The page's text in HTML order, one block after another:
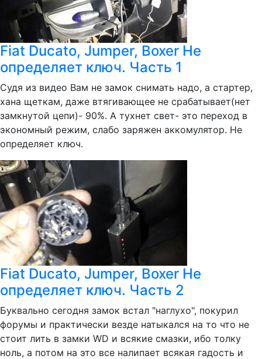
Fiat Ducato, Jumper, Boxer Не
определяет ключ. Часть 1
Судя из видео Вам не замок снимать надо, а стартер,
хана щеткам, даже втягивающее не срабатывает(нет
замкнутой цепи)- 90%. А тухнет свет- это переход в
экономный режим, слабо заряжен аккомулятор. Не
определяет ключ.
Fiat Ducato, Jumper, Boxer Не
определяет ключ. Часть 2
Буквально сегодня замок встал "наглухо", покурил
форумы и практически везде натыкался на то что не
стоит лить в замки WD и всякие смазки, ибо толку
ноль, а потом на это все налипает всякая гадость и